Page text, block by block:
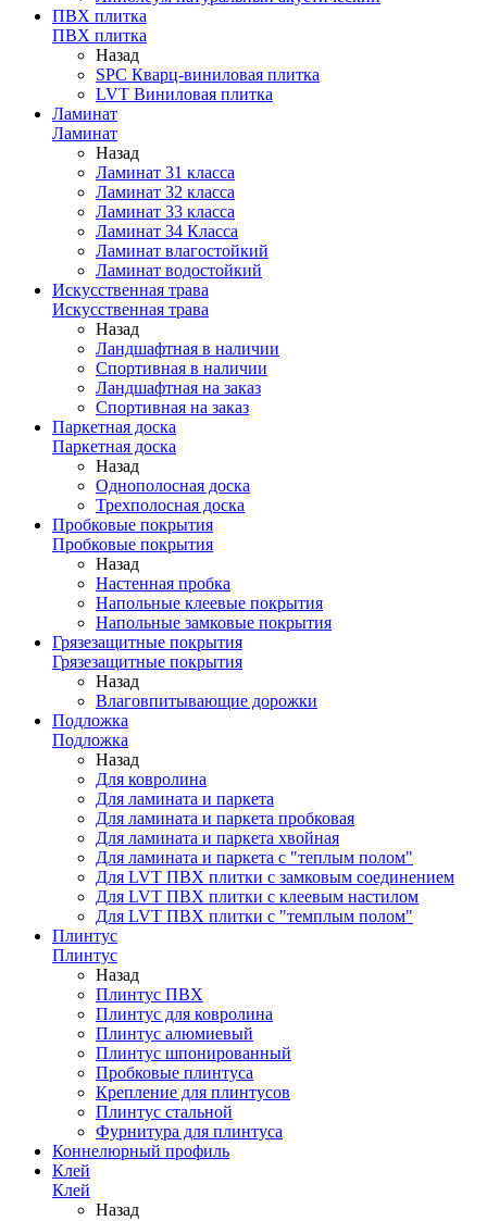
ПВХ плитка
ПВХ плитка
Назад
SPC Кварц-виниловая плитка
LVT Виниловая плитка
Ламинат
Ламинат
Назад
Ламинат 31 класса
Ламинат 32 класса
Ламинат 33 класса
Ламинат 34 Класса
Ламинат влагостойкий
Ламинат водостойкий
Искусственная трава
Искусственная трава
Назад
Ландшафтная в наличии
Спортивная в наличии
Ландшафтная на заказ
Спортивная на заказ
Паркетная доска
Паркетная доска
Назад
Однополосная доска
Трехполосная доска
Пробковые покрытия
Пробковые покрытия
Назад
Настенная пробка
Напольные клеевые покрытия
Напольные замковые покрытия
Грязезащитные покрытия
Грязезащитные покрытия
Назад
Влаговпитывающие дорожки
Подложка
Подложка
Назад
Для ковролина
Для ламината и паркета
Для ламината и паркета пробковая
Для ламината и паркета хвойная
Для ламината и паркета с "теплым полом"
Для LVT ПВХ плитки с замковым соединением
Для LVT ПВХ плитки с клеевым настилом
Для LVT ПВХ плитки с "темплым полом"
Плинтус
Плинтус
Назад
Плинтус ПВХ
Плинтус для ковролина
Плинтус алюмиевый
Плинтус шпонированный
Пробковые плинтуса
Крепление для плинтусов
Плинтус стальной
Фурнитура для плинтуса
Коннелюрный профиль
Клей
Клей
Назад